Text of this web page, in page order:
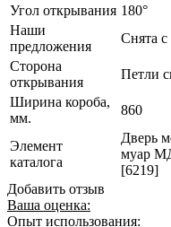
Угол открывания 180°
Наши
предложения
Снята с
Сторона
открывания
Петли
Ширина короба,
мм.
860
Элемент
каталога
Дверь
муар
[6219]
Добавить отзыв
Ваша оценка:
Опыт использования: